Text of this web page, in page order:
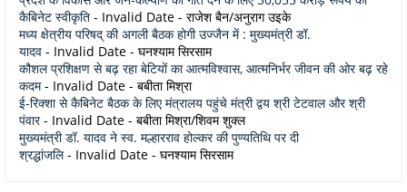
कैबिनेट स्वीकृति - Invalid Date - राजेश बैन/अनुराग उइके
मध्य क्षेत्रीय परिषद् की अगली बैठक होगी उज्जैन में : मुख्यमंत्री डॉ.
यादव - Invalid Date - घनश्याम सिरसाम
कौशल प्रशिक्षण से बढ़ रहा बेटियों का आत्मविश्वास, आत्मनिर्भर जीवन की ओर बढ़ रहे
कदम- Invalid Date - बबीता मिश्रा
ई-रिक्शा से कैबिनेट बैठक के लिए मंत्रालय पहुंचे मंत्री द्वय श्री टेटवाल और श्री
पंवार- Invalid Date - बबीता मिश्रा/शिवम शुक्ल
मुख्यमंत्री डॉ. यादव ने स्व. मल्हारराव होल्कर की पुण्यतिथि पर दी
श्रद्धांजलि- Invalid Date - घनश्याम सिरसाम